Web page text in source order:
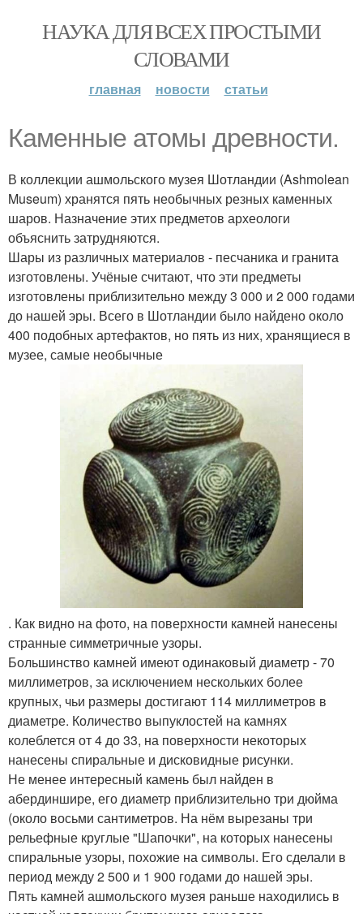
НАУКА ДЛЯ ВСЕХ ПРОСТЫМИ
СЛОВАМИ
главная новости статьи
Каменные атомы древности.
В коллекции ашмольского музея Шотландии (Ashmolean
Museum) хранятся пять необычных резных каменных
шаров. Назначение этих предметов археологи
объяснить затрудняются.
Шары из различных материалов - песчаника и гранита
изготовлены. Учёные считают, что эти предметы
изготовлены приблизительно между 3 000 и 2 000 годами
до нашей эры. Всего в Шотландии было найдено около
400 подобных артефактов, но пять из них, хранящиеся в
музее, самые необычные
. Как видно на фото, на поверхности камней нанесены
странные симметричные узоры.
Большинство камней имеют одинаковый диаметр - 70
миллиметров, за исключением нескольких более
крупных, чьи размеры достигают 114 миллиметров в
диаметре. Количество выпуклостей на камнях
колеблется от 4 до 33, на поверхности некоторых
нанесены спиральные и дисковидные рисунки.
Не менее интересный камень был найден в
абердиншире, его диаметр приблизительно три дюйма
(около восьми сантиметров. На нём вырезаны три
рельефные круглые "Шапочки", на которых нанесены
спиральные узоры, похожие на символы. Его сделали в
период между 2 500 и 1 900 годами до нашей эры.
Пять камней ашмольского музея раньше находились в